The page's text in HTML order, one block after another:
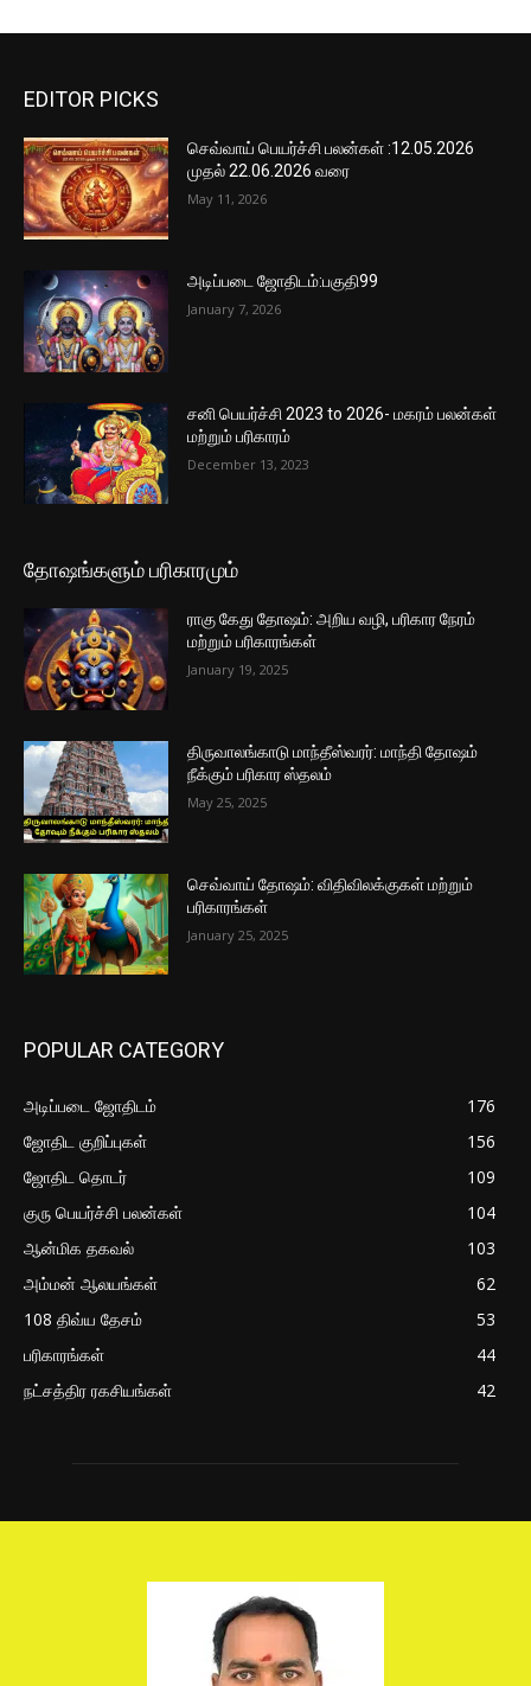
EDITOR PICKS
செவ்வாய் பெயர்ச்சி பலன்கள் :12.05.2026
முதல் 22.06.2026 வரை
May 11, 2026
அடிப்படை ஜோதிடம்:பகுதி99
January 7, 2026
சனி பெயர்ச்சி 2023 to 2026- மகரம் பலன்கள்
மற்றும் பரிகாரம்
December 13, 2023
தோஷங்களும் பரிகாரமும்
ராகு கேது தோஷம்: அறிய வழி, பரிகார நேரம்
மற்றும் பரிகாரங்கள்
January 19, 2025
திருவாலங்காடு மாந்தீஸ்வரர்: மாந்தி தோஷம்
நீக்கும் பரிகார ஸ்தலம்
May 25, 2025
செவ்வாய் தோஷம்: விதிவிலக்குகள் மற்றும்
பரிகாரங்கள்
January 25, 2025
POPULAR CATEGORY
அடிப்படை ஜோதிடம்
176
ஜோதிட குறிப்புகள்
156
ஜோதிட தொடர்
109
குரு பெயர்ச்சி பலன்கள்
104
ஆன்மிக தகவல்
103
அம்மன் ஆலயங்கள்
62
108 திவ்ய தேசம்
53
பரிகாரங்கள்
44
நட்சத்திர ரகசியங்கள்
42